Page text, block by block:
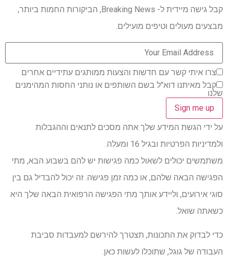
קבל גישה מיידית ל- Breaking News, הביקורות החמות ביותר,
מבצעים מעולים וטיפים מועילים.
צרו איתי קשר עם חדשות והצעות ממותגים עתידיים אחרים
קבל מאיתנו דוא"ל בשם השותפים או נותני החסות המהימנים
שלנו
על ידי הגשת המידע שלך אתה מסכים לתנאים וההגבלות
ולמדיניות הפרטיות ובגיל 16 ומעלה.
משתמשים יכולים לשאול כמה פגישות יש להם בשבוע הבא, מתי
הפגישה הבאה שלהם, או כמה זמן פגישה. זה יכול להבדיל גם בין
סוגי אירועים, וליידע אותך מתי הפגישה הרפואית הבאה שלך היא
כשאתה שואל.
כדי לבדוק את התכונות, תצטרך להירשם למעבדות סביבת
העבודה של גוגל, שתוכלו לעשות כאן.